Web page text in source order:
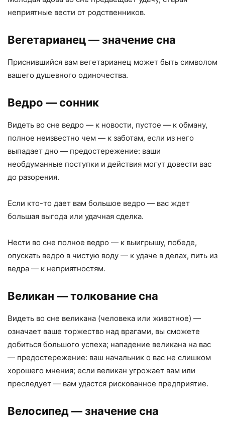
неприятные вести от родственников.
Вегетарианец— значение сна
Приснившийся вам вегетарианец может быть символом
вашего душевного одиночества.
Ведро — сонник
Видеть во сне ведро — к новости, пустое — к обману,
полное неизвестно чем — к заботам, если из него
выпадает дно — предостережение: ваши
необдуманные поступки и действия могут довести вас
до разорения.
Если кто-то дает вам большое ведро — вас ждет
большая выгода или удачная сделка.
Нести во сне полное ведро — к выигрышу, победе,
опускать ведро в чистую воду — к удаче в делах, пить из
ведра — к неприятностям.
Великан — толкование сна
Видеть во сне великана (человека или животное) —
означает ваше торжество над врагами, вы сможете
добиться большого успеха; нападение великана на вас
— предостережение: ваш начальник о вас не слишком
хорошего мнения; если великан угрожает вам или
преследует — вам удастся рискованное предприятие.
Велосипед— значение сна